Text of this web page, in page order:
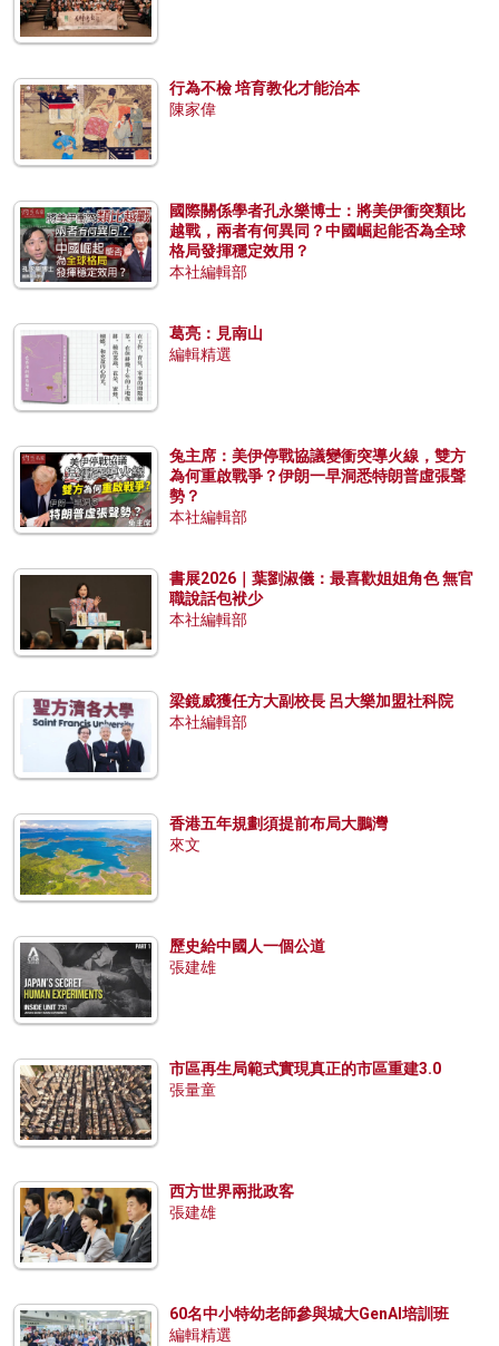
行為不檢 培育教化才能治本
陳家偉
國際關係學者孔永樂博士：將美伊衝突類比
越戰，兩者有何異同？中國崛起能否為全球
格局發揮穩定效用？
本社編輯部
葛亮：見南山
編輯精選
兔主席：美伊停戰協議變衝突導火線，雙方
為何重啟戰爭？伊朗一早洞悉特朗普虛張聲
勢？
本社編輯部
書展2026｜葉劉淑儀：最喜歡姐姐角色 無官
職說話包袱少
本社編輯部
梁鏡威獲任方大副校長 呂大樂加盟社科院
本社編輯部
香港五年規劃須提前布局大鵬灣
來文
歷史給中國人一個公道
張建雄
市區再生局範式實現真正的市區重建3.0
張量童
西方世界兩批政客
張建雄
60名中小特幼老師參與城大GenAI培訓班
編輯精選